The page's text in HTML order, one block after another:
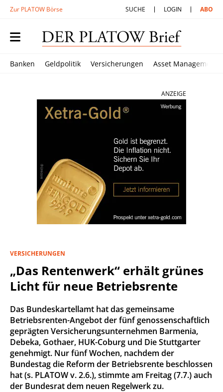
Zur PLATOW Börse SUCHE LOGIN ABO
Banken Geldpolitik Versicherungen Asset Management
ANZEIGE
VERSICHERUNGEN
„Das Rentenwerk“ erhält grünes
Licht für neue Betriebsrente
Das Bundeskartellamt hat das gemeinsame
Betriebsrenten-Angebot der fünf genossenschaftlich
geprägten Versicherungsunternehmen Barmenia,
Debeka, Gothaer, HUK-Coburg und Die Stuttgarter
genehmigt. Nur fünf Wochen, nachdem der
Bundestag die Reform der Betriebsrente beschlossen
hat (s. PLATOW v. 2.6.), stimmte am Freitag (7.7.) auch
der Bundesrat dem neuen Regelwerk zu.